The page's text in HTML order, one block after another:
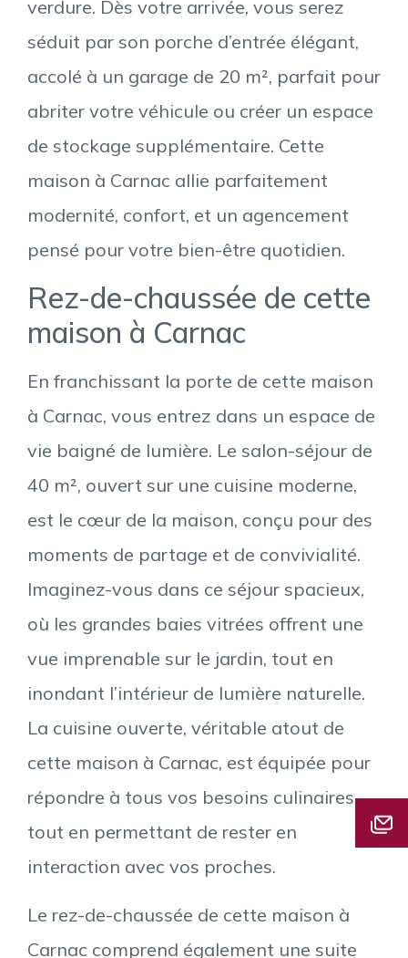
verdure. Dès votre arrivée, vous serez
séduit par son porche d’entrée élégant,
accolé à un garage de 20 m², parfait pour
abriter votre véhicule ou créer un espace
de stockage supplémentaire. Cette
maison à Carnac allie parfaitement
modernité, confort, et un agencement
pensé pour votre bien-être quotidien.
Rez-de-chaussée de cette
maison à Carnac
En franchissant la porte de cette maison
à Carnac, vous entrez dans un espace de
vie baigné de lumière. Le salon-séjour de
40 m², ouvert sur une cuisine moderne,
est le cœur de la maison, conçu pour des
moments de partage et de convivialité.
Imaginez-vous dans ce séjour spacieux,
où les grandes baies vitrées offrent une
vue imprenable sur le jardin, tout en
inondant l’intérieur de lumière naturelle.
La cuisine ouverte, véritable atout de
cette maison à Carnac, est équipée pour
répondre à tous vos besoins culinaires,
tout en permettant de rester en
interaction avec vos proches.
Le rez-de-chaussée de cette maison à
Carnac comprend également une suite